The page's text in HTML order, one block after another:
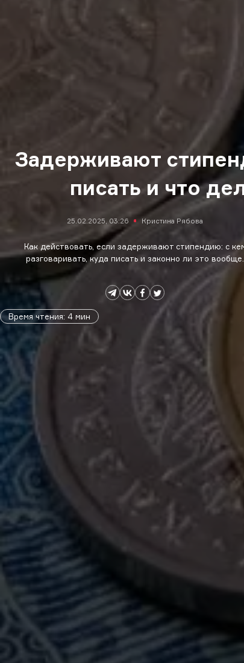
Задерживают
писать и что
25.02.2025, 03:26 Кристина Рябова
Как действовать, если задерживают стипендию: с
разговаривать, куда писать и законно ли это вообще.
Время чтения: 4 мин